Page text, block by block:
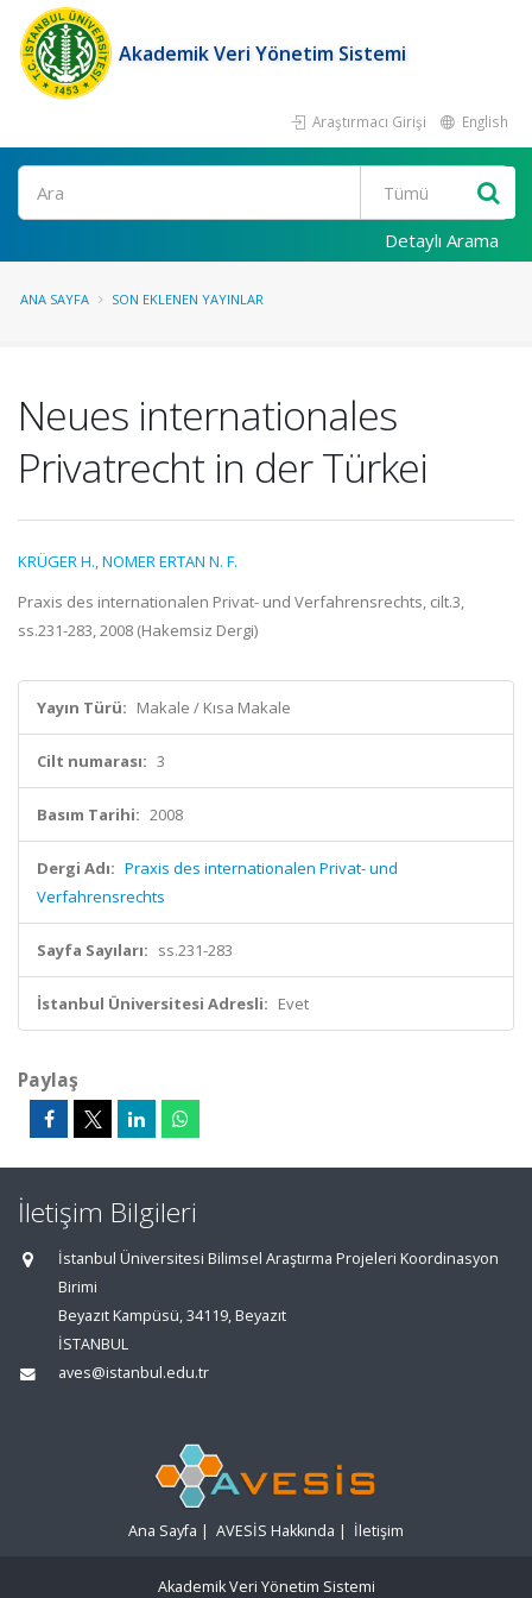
Akademik Veri Yönetim Sistemi
Araştırmacı Girişi English
Ara
Detaylı Arama
ANA SAYFA SON EKLENEN YAYINLAR
Neues internationales
Privatrecht in der Türkei
KRÜGER H.,NOMER ERTAN N. F.
Praxis des internationalen Privat- und Verfahrensrechts, cilt.3,
ss.231-283, 2008 (Hakemsiz Dergi)
Yayın Türü: Makale / Kısa Makale
Cilt numarası: 3
Basım Tarihi: 2008
Dergi Adı: Praxis des internationalen Privat- und
Verfahrensrechts
Sayfa Sayıları: ss.231-283
İstanbul Üniversitesi Adresli: Evet
Paylaş
İletişim Bilgileri
İstanbul Üniversitesi Bilimsel Araştırma Projeleri Koordinasyon
Birimi
Beyazıt Kampüsü, 34119, Beyazıt
İSTANBUL
aves@istanbul.edu.tr
Ana Sayfa | AVESİS Hakkında | İletişim
Akademik Veri Yönetim Sistemi